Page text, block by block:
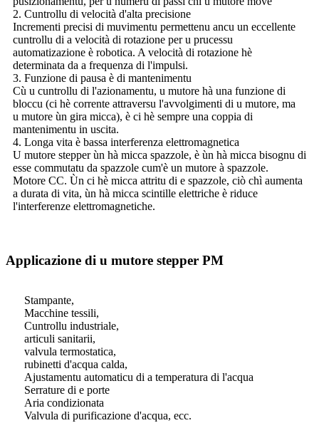
2. Cuntrollu di velocità d'alta precisione
Incrementi precisi di muvimentu permettenu ancu un eccellente
cuntrollu di a velocità di rotazione per u prucessu
automatizazione è robotica. A velocità di rotazione hè
determinata da a frequenza di l'impulsi.
3. Funzione di pausa è di mantenimentu
Cù u cuntrollu di l'azionamentu, u mutore hà una funzione di
bloccu (ci hè corrente attraversu l'avvolgimenti di u mutore, ma
u mutore ùn gira micca), è ci hè sempre una coppia di
mantenimentu in uscita.
4. Longa vita è bassa interferenza elettromagnetica
U mutore stepper ùn hà micca spazzole, è ùn hà micca bisognu di
esse commutatu da spazzole cum'è un mutore à spazzole.
Motore CC. Ùn ci hè micca attritu di e spazzole, ciò chì aumenta
a durata di vita, ùn hà micca scintille elettriche è riduce
l'interferenze elettromagnetiche.
Applicazione di u mutore stepper PM
Stampante,
Macchine tessili,
Cuntrollu industriale,
articuli sanitarii,
valvula termostatica,
rubinetti d'acqua calda,
Ajustamentu automaticu di a temperatura di l'acqua
Serrature di e porte
Aria condizionata
Valvula di purificazione d'acqua, ecc.